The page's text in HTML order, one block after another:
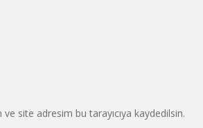
site adresim bu tarayıcıya kaydedilsin.